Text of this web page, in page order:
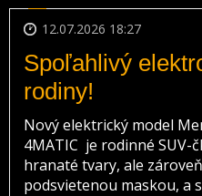
12.07.2026 18:27
Spoľahlivý
rodiny!
Nový elektrický model
4MATIC je rodinné SUV-
hranaté tvary, ale
podsvietenou maskou, a